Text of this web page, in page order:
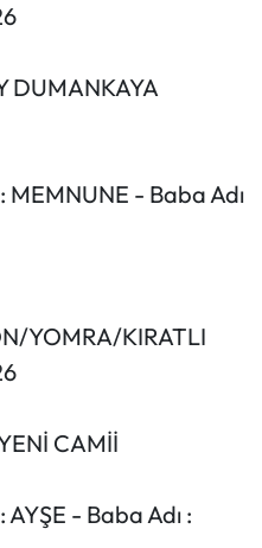
DUMANKAYA
MEMNUNE - Baba Adı
YOMRA/KIRATLI
CAMİİ
AYŞE - Baba Adı :